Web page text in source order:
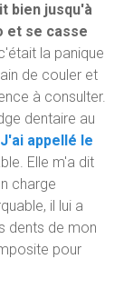
bien jusqu'à
et se casse
la panique
de couler et
à consulter.
dentaire au
J'ai appellé le
Elle m'a dit
charge
il lui a
dents de mon
pour